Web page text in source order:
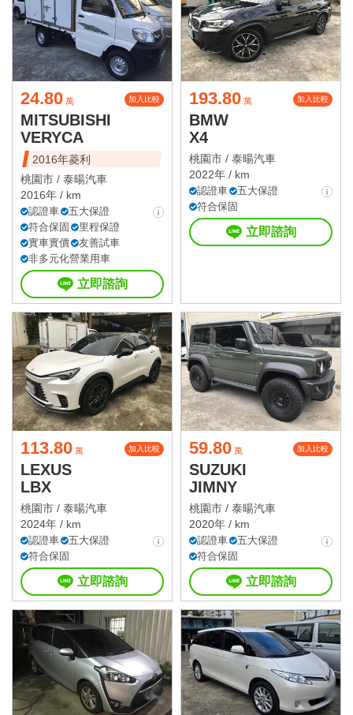
24.80 萬 加入比較
MITSUBISHI
VERYCA
2016年菱利
桃園市 / 泰暘汽車
2016年 / km
認證車
五大保證
符合保固
里程保證
實車實價
友善試車
非多元化營業用車
立即諮詢
193.80 萬 加入比較
BMW
X4
桃園市 / 泰暘汽車
2022年 / km
認證車
五大保證
符合保固
立即諮詢
113.80 萬 加入比較
LEXUS
LBX
桃園市 / 泰暘汽車
2024年 / km
認證車
五大保證
符合保固
立即諮詢
59.80 萬 加入比較
SUZUKI
JIMNY
桃園市 / 泰暘汽車
2020年 / km
認證車
五大保證
符合保固
立即諮詢